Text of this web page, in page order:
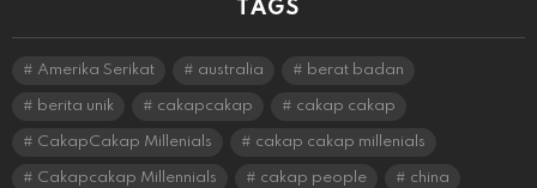
TAGS
Amerika Serikat australia berat badan
berita unik cakapcakap cakap cakap
CakapCakap Millenials cakap cakap millenials
Cakapcakap Millennials cakap people china